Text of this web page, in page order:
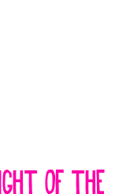
OF THE